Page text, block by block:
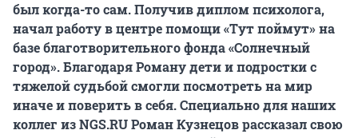
был когда-то сам. Получив диплом психолога,
начал работу в центре помощи «Тут поймут» на
базе благотворительного фонда «Солнечный
город». Благодаря Роману дети и подростки с
тяжелой судьбой смогли посмотреть на мир
иначе и поверить в себя. Специально для наших
коллег из NGS.RU Роман Кузнецов рассказал свою